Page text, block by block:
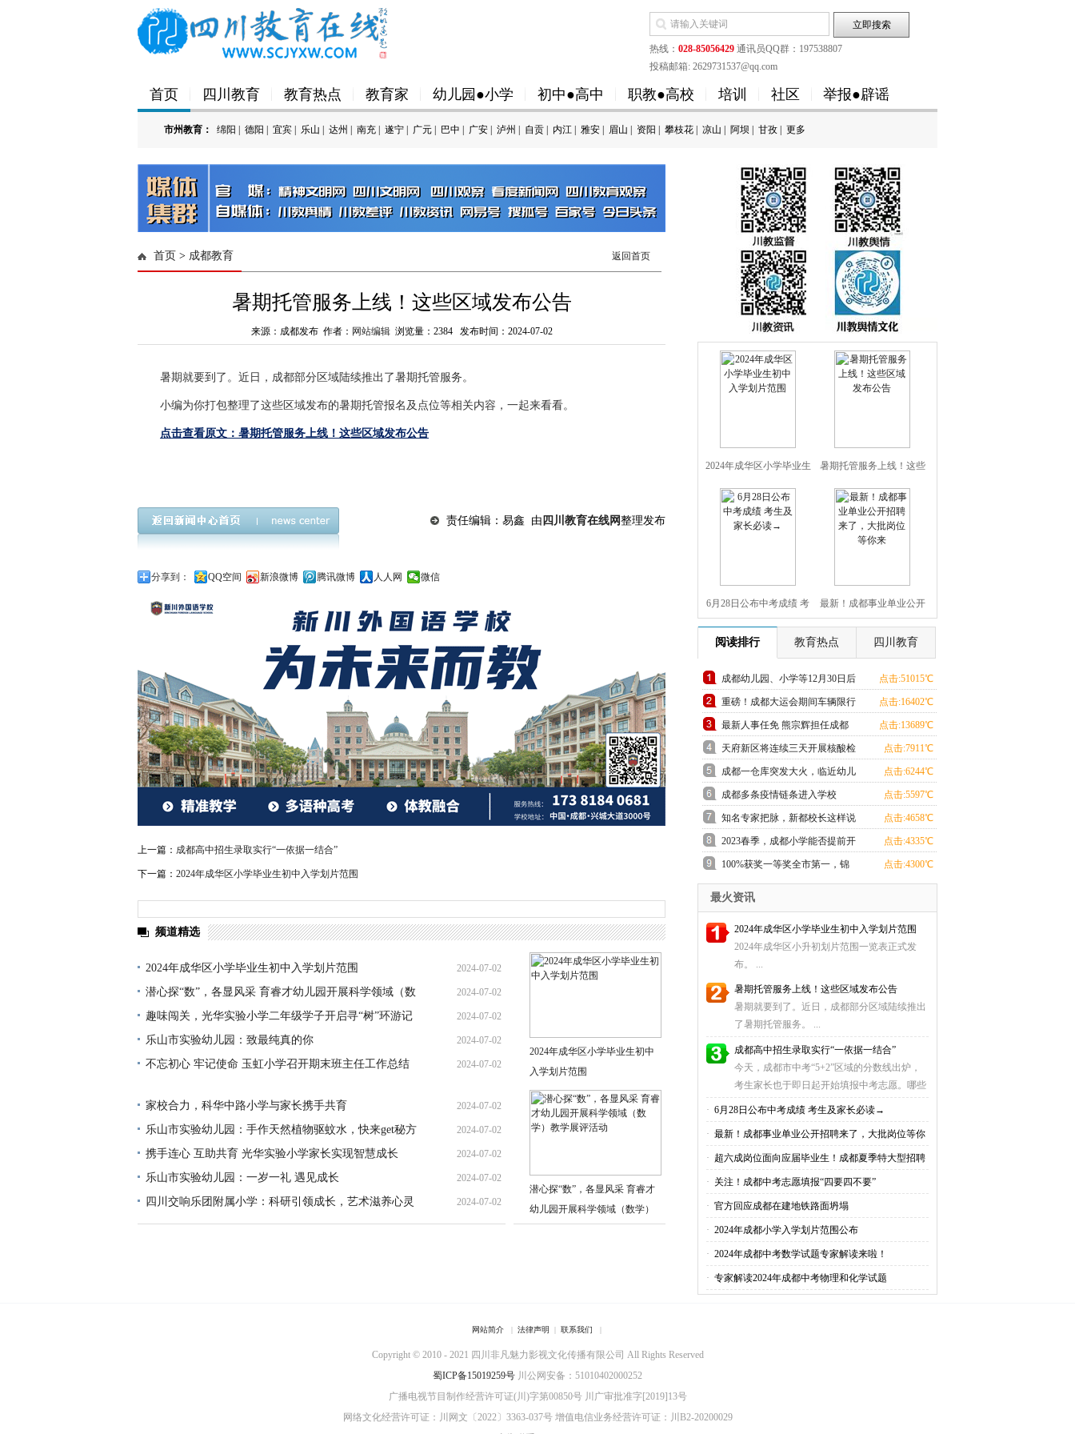
热线： 028-85056429 通讯员QQ群：197538807
投稿邮箱: 2629731537@qq.com
首页 四川教育 教育热点 教育家 幼儿园●小学 初中●高中 职教●高校 培训 社区 举报●辟谣
市州教育： 绵阳 德阳 宜宾 乐山 达州 南充 遂宁 广元 巴中 广安 泸州 自贡 内江 雅安 眉山 资阳 攀枝花 凉山 阿坝 甘孜 更多
'); })();
首页 > 成都教育 返回首页
暑期托管服务上线！这些区域发布公告
来源：成都发布 作者： 网站编辑浏览量： 2384发布时间：2024-07-02
暑期就要到了。近日，成都部分区域陆续推出了暑期托管服务。
小编为你打包整理了这些区域发布的暑期托管报名及点位等相关内容，一起来看看。
点击查看原文：暑期托管服务上线！这些区域发布公告
责任编辑：易鑫 由 四川教育在线网整理发布
分享到： QQ空间 新浪微博 腾讯微博 人人网 微信
上一篇： 成都高中招生录取实行“一依据一结合”
下一篇： 2024年成华区小学毕业生初中入学划片范围
频道精选
2024年成华区小学毕业生初中入学划片范围 2024-07-02
潜心探“数”，各显风采 育睿才幼儿园开展科学领域（数
学）教学展评活动
2024-07-02
趣味闯关，光华实验小学二年级学子开启寻“树”环游记 2024-07-02
乐山市实验幼儿园：致最纯真的你 2024-07-02
不忘初心 牢记使命 玉虹小学召开期末班主任工作总结
2024-07-02
家校合力，科华中路小学与家长携手共育 2024-07-02
乐山市实验幼儿园：手作天然植物驱蚊水，快来get秘方 2024-07-02
携手连心 互助共育 光华实验小学家长实现智慧成长 2024-07-02
乐山市实验幼儿园：一岁一礼 遇见成长 2024-07-02
四川交响乐团附属小学：科研引领成长，艺术滋养心灵 2024-07-02
2024年成华区小学毕业生初中
入学划片范围
潜心探“数”，各显风采 育睿才
幼儿园开展科学领域（数学）
2024年成华区小学毕业生
初中入学划片范围
暑期托管服务上线！这些
区域发布公告
6月28日公布中考成绩 考
生及家长必读→
最新！成都事业单业公开
招聘来了，大批岗位等你
阅读排行 教育热点 四川教育
成都幼儿园、小学等12月30日后
放假
点击:51015℃
重磅！成都大运会期间车辆限行
范围扩大至包含绕城高速、新增
周末限行
点击:16402℃
最新人事任免 熊宗辉担任成都
市教育局局长
点击:13689℃
天府新区将连续三天开展核酸检
测
点击:7911℃
成都一仓库突发大火，临近幼儿
园
点击:6244℃
成都多条疫情链条进入学校 点击:5597℃
知名专家把脉，新都校长这样说 点击:4658℃
2023春季，成都小学能否提前开
学？回应来了
点击:4335℃
100%获奖一等奖全市第一，锦
江教育给足孩子“安全感”
点击:4300℃
最火资讯
2024年成华区小学毕业生初中入学划片范围
2024年成华区小升初划片范围一览表正式发
布。 ...
暑期托管服务上线！这些区域发布公告
暑期就要到了。近日，成都部分区域陆续推出
了暑期托管服务。 ...
成都高中招生录取实行“一依据一结合”
今天，成都市中考“5+2”区域的分数线出炉，
考生家长也于即日起开始填报中考志愿。哪些
基本要求需 ...
· 6月28日公布中考成绩 考生及家长必读→
· 最新！成都事业单业公开招聘来了，大批岗位等你
来
· 超六成岗位面向应届毕业生！成都夏季特大型招聘
会举行
· 关注！成都中考志愿填报“四要四不要”
· 官方回应成都在建地铁路面坍塌
· 2024年成都小学入学划片范围公布
· 2024年成都中考数学试题专家解读来啦！
· 专家解读2024年成都中考物理和化学试题
网站简介| 法律声明 | 联系我们 |
Copyright © 2010 - 2021 四川非凡魅力影视文化传播有限公司 All Rights Reserved
蜀ICP备15019259号 川公网安备：51010402000252
广播电视节目制作经营许可证(川)字第00850号 川广审批准字[2019]13号
网络文化经营许可证：川网文〔2022〕3363-037号 增值电信业务经营许可证：川B2-20200029